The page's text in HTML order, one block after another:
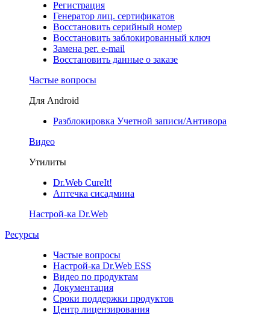
Регистрация
Генератор лиц. сертификатов
Восстановить серийный номер
Восстановить заблокированный ключ
Замена рег. e-mail
Восстановить данные о заказе
Частые вопросы
Для Android
Разблокировка Учетной записи/Антивора
Видео
Утилиты
Dr.Web CureIt!
Аптечка сисадмина
Настрой-ка Dr.Web
Ресурсы
Частые вопросы
Настрой-ка Dr.Web ESS
Видео по продуктам
Документация
Сроки поддержки продуктов
Центр лицензирования